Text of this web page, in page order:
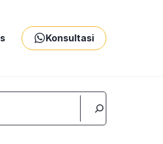
Konsultasi